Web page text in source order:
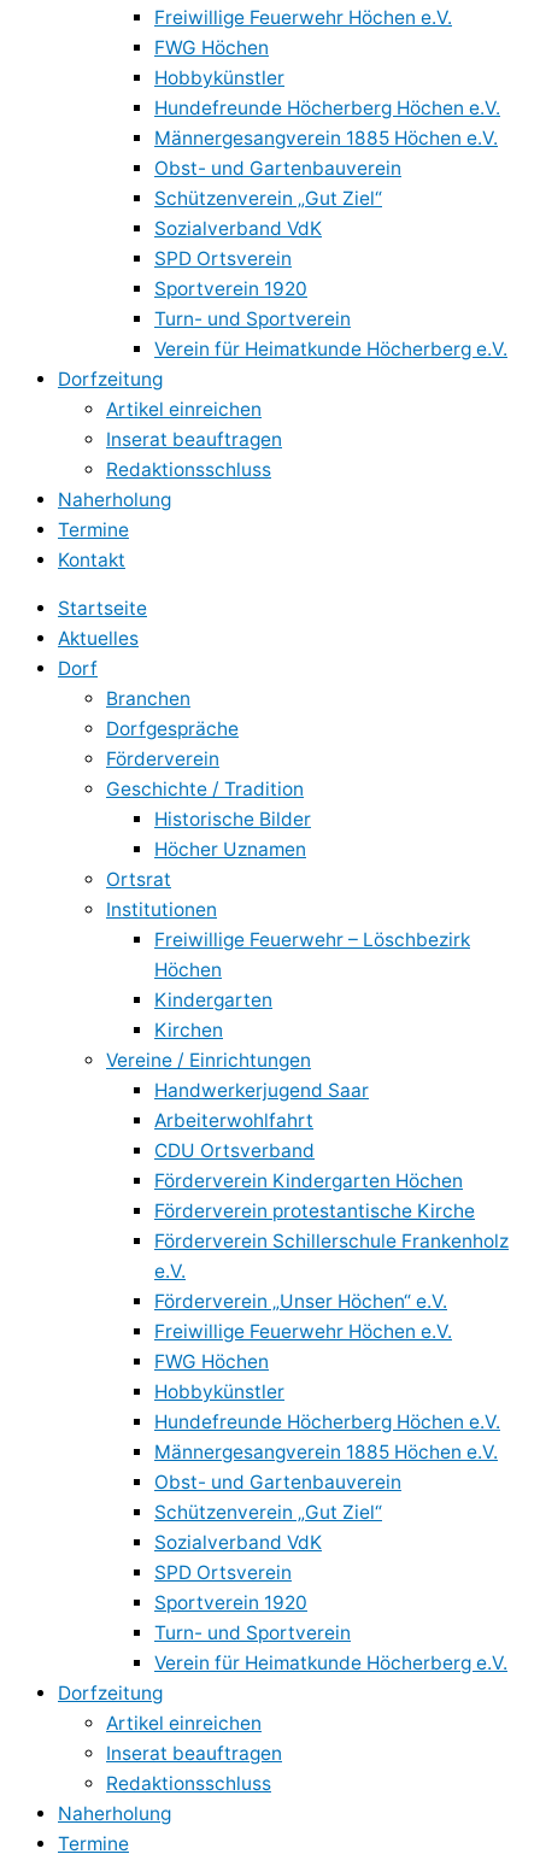
Freiwillige Feuerwehr Höchen e.V.
FWG Höchen
Hobbykünstler
Hundefreunde Höcherberg Höchen e.V.
Männergesangverein 1885 Höchen e.V.
Obst- und Gartenbauverein
Schützenverein „Gut Ziel“
Sozialverband VdK
SPD Ortsverein
Sportverein 1920
Turn- und Sportverein
Verein für Heimatkunde Höcherberg e.V.
Dorfzeitung
Artikel einreichen
Inserat beauftragen
Redaktionsschluss
Naherholung
Termine
Kontakt
Startseite
Aktuelles
Dorf
Branchen
Dorfgespräche
Förderverein
Geschichte / Tradition
Historische Bilder
Höcher Uznamen
Ortsrat
Institutionen
Freiwillige Feuerwehr – Löschbezirk
Höchen
Kindergarten
Kirchen
Vereine / Einrichtungen
Handwerkerjugend Saar
Arbeiterwohlfahrt
CDU Ortsverband
Förderverein Kindergarten Höchen
Förderverein protestantische Kirche
Förderverein Schillerschule Frankenholz
e.V.
Förderverein „Unser Höchen“ e.V.
Freiwillige Feuerwehr Höchen e.V.
FWG Höchen
Hobbykünstler
Hundefreunde Höcherberg Höchen e.V.
Männergesangverein 1885 Höchen e.V.
Obst- und Gartenbauverein
Schützenverein „Gut Ziel“
Sozialverband VdK
SPD Ortsverein
Sportverein 1920
Turn- und Sportverein
Verein für Heimatkunde Höcherberg e.V.
Dorfzeitung
Artikel einreichen
Inserat beauftragen
Redaktionsschluss
Naherholung
Termine